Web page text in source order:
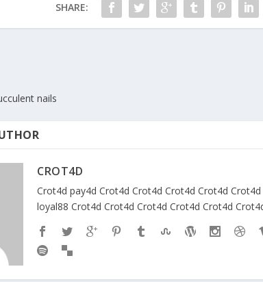
SHARE:
nails
CROT4D
Crot4d pay4d Crot4d Crot4d Crot4d Crot4d Crot4d
loyal88 Crot4d Crot4d Crot4d Crot4d Crot4d